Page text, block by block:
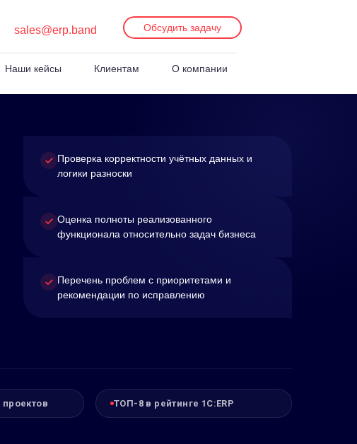
sales@erp.band Обсудить задачу
О компании
Клиентам
Наши кейсы
Проверка корректности учётных данных и
логики разноски
Оценка полноты реализованного
функционала относительно задач бизнеса
Перечень проблем с приоритетами и
рекомендации по исправлению
ТОП-8 в рейтинге 1С:ERP